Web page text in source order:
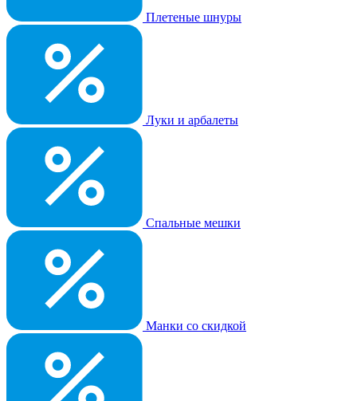
Плетеные шнуры
Луки и арбалеты
Спальные мешки
Манки со скидкой